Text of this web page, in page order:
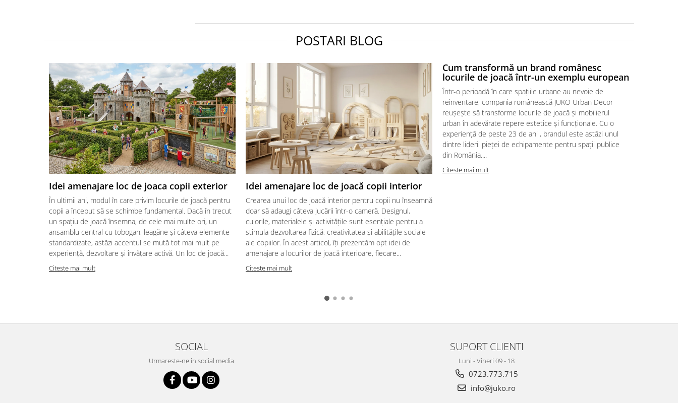
POSTARI BLOG
Idei amenajare loc de joaca copii exterior
În ultimii ani, modul în care privim locurile de joacă pentru
copii a început să se schimbe fundamental. Dacă în trecut
un spațiu de joacă însemna, de cele mai multe ori, un
ansamblu central cu tobogan, leagăne și câteva elemente
standardizate, astăzi accentul se mută tot mai mult pe
experiență, dezvoltare și învățare activă. Un loc de joacă...
Citeste mai mult
Idei amenajare loc de joacă copii interior
Crearea unui loc de joacă interior pentru copii nu înseamnă
doar să adaugi câteva jucării într-o cameră. Designul,
culorile, materialele și activitățile sunt esențiale pentru a
stimula dezvoltarea fizică, creativitatea și abilitățile sociale
ale copiilor. În acest articol, îți prezentăm opt idei de
amenajare a locurilor de joacă interioare, fiecare...
Citeste mai mult
Cum transformă un brand românesc
locurile de joacă într-un exemplu european
Într-o perioadă în care spațiile urbane au nevoie de
reinventare, compania românească JUKO Urban Decor
reușește să transforme locurile de joacă și mobilierul
urban în adevărate repere estetice și funcționale. Cu o
experiență de peste 23 de ani , brandul este astăzi unul
dintre liderii pieței de echipamente pentru spații publice
din România....
Citeste mai mult
SOCIAL
Urmareste-ne in social media
SUPORT CLIENTI
Luni - Vineri 09 - 18
0723.773.715
info@juko.ro